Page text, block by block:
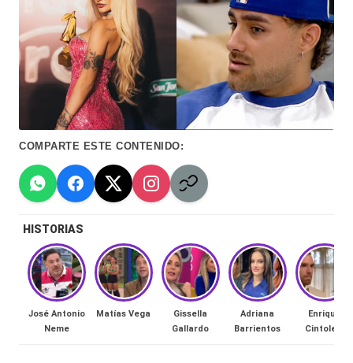
á
n
d
a
C
hi
le
a
🔥
Hermano
-
Tendencias
Exclusivas
Tv
y
redes
lacvc.com
COMPARTE ESTE CONTENIDO:
HISTORIAS
José Antonio
Neme
Matías Vega
Gissella
Gallardo
Adriana
Barrientos
Enrique
Cintolesi